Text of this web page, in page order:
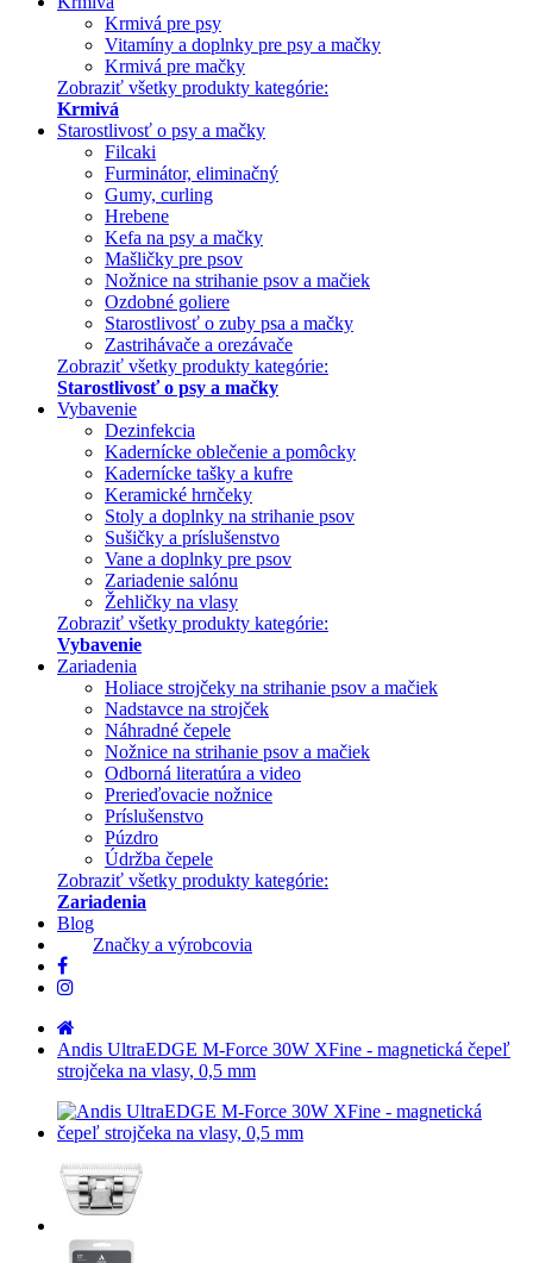
Krmivá pre psy
Vitamíny a doplnky pre psy a mačky
Krmivá pre mačky
Zobraziť všetky produkty kategórie:
Krmivá
Starostlivosť o psy a mačky
Filcaki
Furminátor, eliminačný
Gumy, curling
Hrebene
Kefa na psy a mačky
Mašličky pre psov
Nožnice na strihanie psov a mačiek
Ozdobné goliere
Starostlivosť o zuby psa a mačky
Zastrihávače a orezávače
Zobraziť všetky produkty kategórie:
Starostlivosť o psy a mačky
Vybavenie
Dezinfekcia
Kadernícke oblečenie a pomôcky
Kadernícke tašky a kufre
Keramické hrnčeky
Stoly a doplnky na strihanie psov
Sušičky a príslušenstvo
Vane a doplnky pre psov
Zariadenie salónu
Žehličky na vlasy
Zobraziť všetky produkty kategórie:
Vybavenie
Zariadenia
Holiace strojčeky na strihanie psov a mačiek
Nadstavce na strojček
Náhradné čepele
Nožnice na strihanie psov a mačiek
Odborná literatúra a video
Prerieďovacie nožnice
Príslušenstvo
Púzdro
Údržba čepele
Zobraziť všetky produkty kategórie:
Zariadenia
Blog
Značky a výrobcovia
Andis UltraEDGE M-Force 30W XFine - magnetická čepeľ
strojčeka na vlasy, 0,5 mm